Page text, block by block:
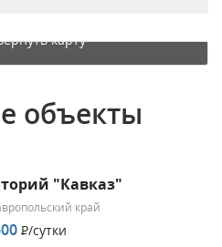
карту
объекты
"Кавказ"
край
Р/сутки